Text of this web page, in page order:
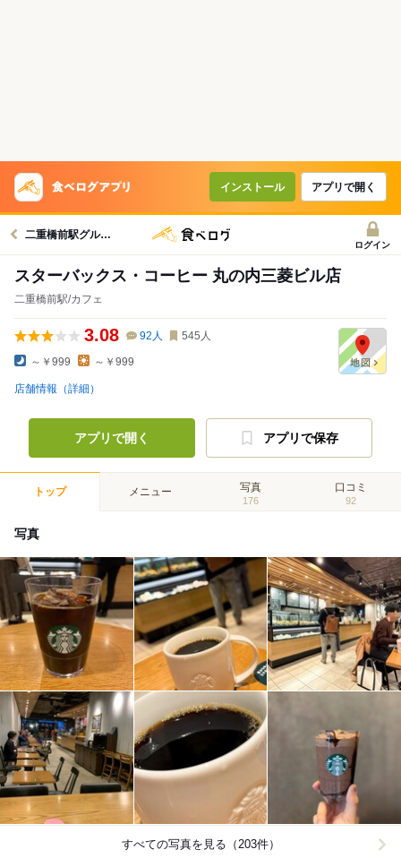
インストール アプリで開く
二重橋前駅グルメへ
ログイン
スターバックス・コーヒー 丸の内三菱ビル店
二重橋前駅/カフェ
3.08 92 人 545 人
～￥999 ～￥999
店舗情報（詳細）
アプリで開く アプリで保存
トップ メニュー 写真
176
口コミ
92
写真
すべての写真を見る（203件）